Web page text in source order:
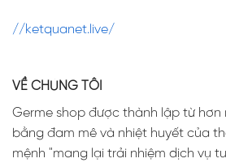
//ketquanet.live/
VỀ CHÚNG TÔI
Germe shop được thành lập từ
bằng đam mê và nhiệt huyết của
mệnh "mang lại trải nhiệm dịch vụ